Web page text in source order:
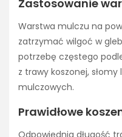
Zastosowanie
Warstwa mulczu na
zatrzymać wilgoć w
potrzebę częstego
z trawy koszonej,
mulczowych.
Prawidłowe